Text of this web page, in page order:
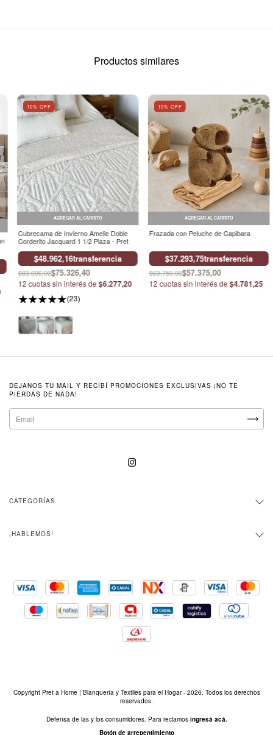
Productos similares
10% OFF
AGREGAR AL CARRITO
Cubrecama de Invierno Amelie Doble
Corderito Jacquard 1 1/2 Plaza - Pret
$48.962,16transferencia
$83.696,00$75.326,40
12 cuotas sin interés de$6.277,20
(23)
10% OFF
AGREGAR AL CARRITO
Frazada con Peluche de Capibara
$37.293,75transferencia
$63.750,00$57.375,00
12 cuotas sin interés de$4.781,25
DEJANOS TU MAIL Y RECIBÍ PROMOCIONES EXCLUSIVAS ¡NO TE
PIERDAS DE NADA!
CATEGORÍAS
¡HABLEMOS!
Copyright Pret a Home | Blanquería y Textiles para el Hogar - 2026. Todos los derechos
reservados.
Defensa de las y los consumidores. Para reclamos ingresá acá.
Botón de arrepentimiento